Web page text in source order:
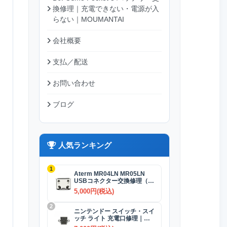
換修理｜充電できない・電源が入
らない｜MOUMANTAI
会社概要
支払／配送
お問い合わせ
ブログ
人気ランキング
1
Aterm MR04LN MR05LN
USBコネクター交換修理（充
電）
5,000円(税込)
2
ニンテンドー スイッチ・スイ
ッチ ライト 充電口修理｜
USB-Cコネクター 交換修理